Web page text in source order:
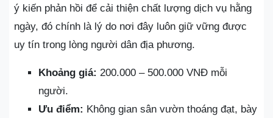
ý kiến phản hồi để cải thiện chất lượng dịch vụ hằng
ngày, đó chính là lý do nơi đây luôn giữ vững được
uy tín trong lòng người dân địa phương.
Khoảng giá: 200.000 – 500.000 VNĐ mỗi
người.
Ưu điểm: Không gian sân vườn thoáng đạt, bày